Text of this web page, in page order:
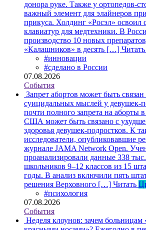
донора руке. Также у ортопедов-
важный элемент для элайнеров
прикуса. Холдинг «Росэл»
клавиатур для медтехники. В
производство 10 новых
«Калашников» в десять […] Читать
#инновации
#сделано в России
07.08.2026
События
Запрет абортов может быть
суицидальных мыслей у девушек-
почти полного запрета на аборты
США может быть связано с
здоровья девушек-подростков. К
исследователи, опубликовавшие
журнале JAMA Network Open.
проанализировали данные 338
школьников 9–12 классов из 15
годы. В анализ включили пять
решения Верховного […] Читать
#психология
07.08.2026
События
Неделя клоунов: зачем больницам